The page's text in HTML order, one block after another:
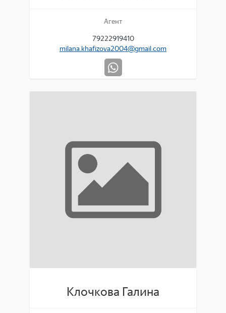
Агент
79222919410
milana.khafizova2004@gmail.com
Клочкова Галина